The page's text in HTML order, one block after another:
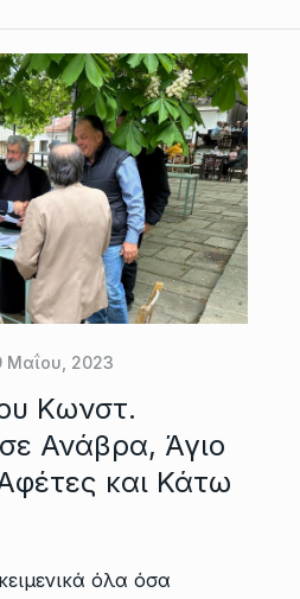
Μαΐου, 2023
Κωνστ.
Ανάβρα, Άγιο
και Κάτω
όλα όσα